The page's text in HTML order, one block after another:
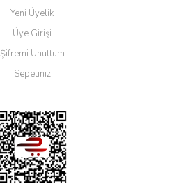
Yeni Üyelik
Üye Girişi
Şifremi Unuttum
Sepetiniz